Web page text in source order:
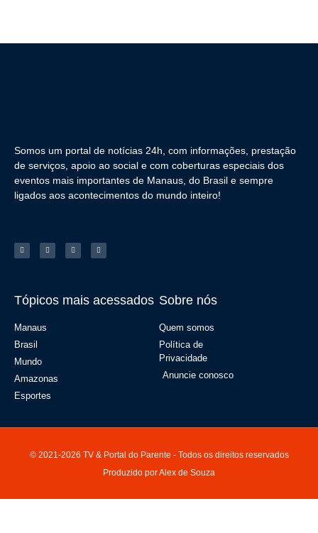
Somos um portal de notícias 24h, com informações, prestação
de serviços, apoio ao social e com coberturas especiais dos
eventos mais importantes de Manaus, do Brasil e sempre
ligados aos acontecimentos do mundo inteiro!
Tópicos mais acessados
Manaus
Brasil
Mundo
Amazonas
Esportes
Sobre nós
Quem somos
Política de
Privacidade
Anuncie conosco
© 2021-2026 TV & Portal do Parente - Todos os direitos reservados
Produzido por Alex de Souza